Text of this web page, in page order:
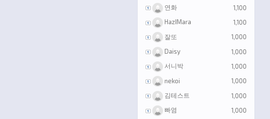
연화
1,100
HazIMara
1,100
잘또
1,000
Daisy
1,000
서니박
1,000
nekoi
1,000
김테스트
1,000
빠염
1,000